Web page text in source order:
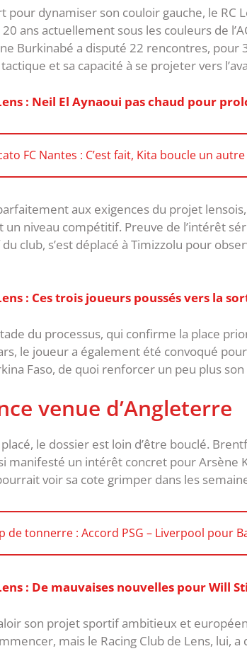
pour dynamiser son couloir gauche, le RC
ans actuellement sous les couleurs de
Burkinabé a disputé 22 rencontres, pour
et sa capacité à se projeter vers
: Neil El Aynaoui pas chaud pour
FC Nantes : C’est fait, Kita boucle un
aux exigences du projet
niveau compétitif. Preuve de l’intérêt
club, s’est déplacé à Timizzolu pour
: Ces trois joueurs poussés vers la
du processus, qui confirme la place
le joueur a également été convoqué
Faso, de quoi renforcer un peu plus
venue d’Angleterre
le dossier est loin d’être bouclé.
manifesté un intérêt concret pour Arsène
voir sa cote grimper dans les
de tonnerre : Accord PSG – Liverpool pour
: De mauvaises nouvelles pour Will
son projet sportif ambitieux et
mais le Racing Club de Lens, lui,